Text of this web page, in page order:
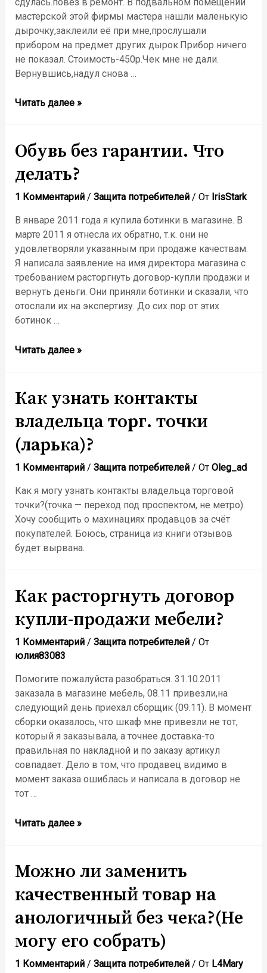
мастерской этой фирмы мастера нашли маленькую
дырочку,заклеили её при мне,прослушали
прибором на предмет других дырок.Прибор ничего
не показал. Стоимость-450р.Чек мне не дали.
Вернувшись,надул снова …
Надувная
Читать далее »
Обувь без гарантии. Что
делать?
1 Комментарий / Защита потребителей/ От IrisStark
В январе 2011 года я купила ботинки в магазине. В
марте 2011 я отнесла их обратно, т.к. они не
удовлетворяли указанным при продаже качествам.
Я написала заявление на имя директора магазина с
требованием расторгнуть договор-купли продажи и
вернуть деньги. Они приняли ботинки и сказали, что
отослали их на экспертизу. До сих пор от этих
ботинок …
Обувь
Что
делать?
Читать далее »
Как узнать контакты
владельца торг. точки
(ларька)?
1 Комментарий / Защита потребителей/ От Oleg_ad
Как я могу узнать контакты владельца торговой
точки?(точка — переход под проспектом, не метро).
Хочу сообщить о махинациях продавцов за счёт
покупателей. Боюсь, страница из книги отзывов
будет вырвана.
Как расторгнуть договор
купли-продажи мебели?
1 Комментарий / Защита потребителей/ От
юлия83083
Помогите пожалуйста разобраться. 31.10.2011
заказала в магазине мебель, 08.11 привезли,на
следующий день приехал сборщик (09.11). В момент
сборки оказалось, что шкаф мне привезли не тот,
который я заказывала, а точнее доставка-то
правильная по накладной и по заказу артикул
совпадает. Дело в том, что продавец видимо в
момент заказа ошиблась и написала в договор не
тот …
Как
купли-
продажи
мебели?
Читать далее »
Можно ли заменить
качественный товар на
анологичный без чека?(Не
могу его собрать)
1 Комментарий / Защита потребителей/ От L4Mary